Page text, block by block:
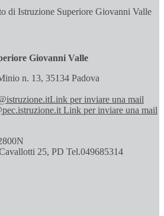
di Istruzione Superiore Giovanni Valle
Giovanni Valle
n. 13, 35134 Padova
Link per inviare una mail
Link per inviare una mail
25, PD Tel.049685314